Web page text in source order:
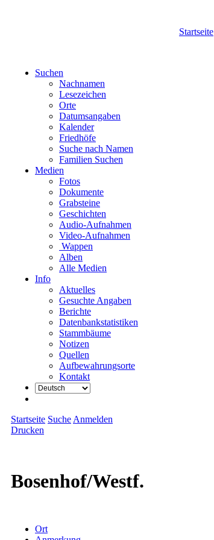
Startseite
Suchen
Nachnamen
Lesezeichen
Orte
Datumsangaben
Kalender
Friedhöfe
Suche nach Namen
Familien Suchen
Medien
Fotos
Dokumente
Grabsteine
Geschichten
Audio-Aufnahmen
Video-Aufnahmen
Wappen
Alben
Alle Medien
Info
Aktuelles
Gesuchte Angaben
Berichte
Datenbankstatistiken
Stammbäume
Notizen
Quellen
Aufbewahrungsorte
Kontakt
Startseite Suche Anmelden
Drucken
Bosenhof/Westf.
Ort